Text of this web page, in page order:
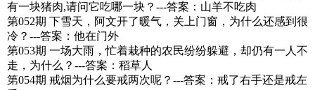
有一块猪肉,请问它吃哪一块？---答案：山羊不吃肉
第052期 下雪天，阿文开了暖气，关上门窗，为什么还感到很
冷？---答案：他在门外
第053期 一场大雨，忙着栽种的农民纷纷躲避，却仍有一人不
走，为什么？---答案：稻草人
第054期 戒烟为什么要戒两次呢？---答案：戒了右手还是戒左